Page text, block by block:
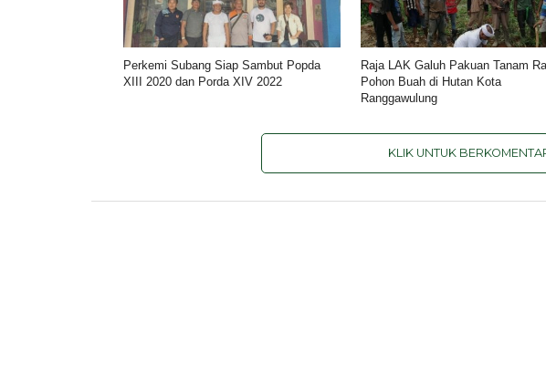
Perkemi Subang Siap Sambut Popda
XIII 2020 dan Porda XIV 2022
Raja LAK Galuh Pakuan Tanam
Pohon Buah di Hutan Kota
Ranggawulung
KLIK UNTUK